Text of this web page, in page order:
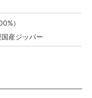
）
産ジッパー